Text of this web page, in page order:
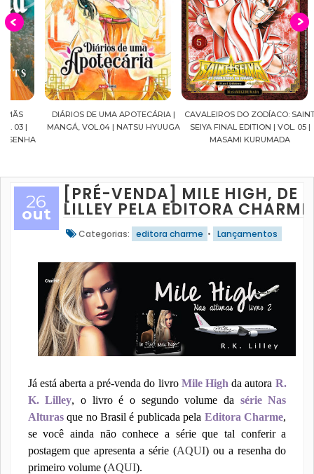
DIÁRIOS DE UMA APOTECÁRIA |
MANGÁ, VOL.04 | NATSU HYUUGA
CAVALEIROS DO ZODÍACO: SAINT
SEIYA FINAL EDITION | VOL. 05 |
MASAMI KURUMADA
26
out
[PRÉ-VENDA] MILE HIGH, DE
LILLEY PELA EDITORA CHARME
Categorias: editora charme • Lançamentos
Já está aberta a pré-venda do livro Mile High da autora R.
K. Lilley, o livro é o segundo volume da série Nas
Alturasque no Brasil é publicada pela Editora Charme,
se você ainda não conhece a série que tal conferir a
postagem que apresenta a série (AQUI) ou a resenha do
primeiro volume (AQUI).